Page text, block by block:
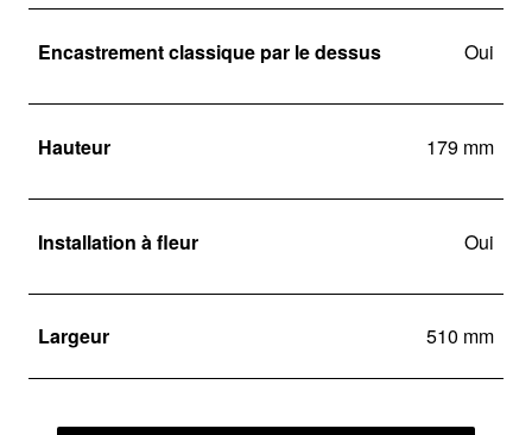
Encastrement classique par le dessus Oui
Hauteur 179 mm
Installation à fleur Oui
Largeur 510 mm